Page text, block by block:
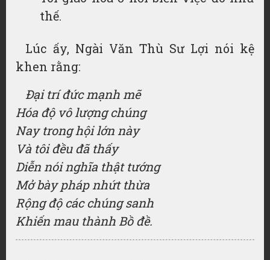
thế.
Lúc ấy, Ngài Văn Thù Sư Lợi nói kệ
khen rằng:
Đại trí đức mạnh mẽ
Hóa độ vô lượng chúng
Nay trong hội lớn này
Và tôi đều đã thấy
Diễn nói nghĩa thật tướng
Mở bày pháp nhứt thừa
Rộng độ các chúng sanh
Khiến mau thành Bồ đề.